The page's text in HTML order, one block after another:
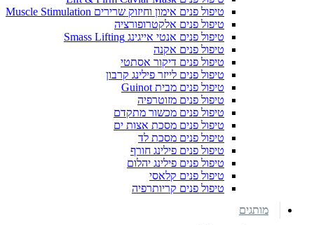
טיפול פנים אימון וחיזוק שרירים Muscle Stimulation
טיפול פנים אלקטרופורציה
טיפול פנים אנטי אייגינג Smass Lifting
טיפול פנים אקנה
טיפול פנים דיקור אסתטי
טיפול פנים לייזר פילינג קרבון
טיפול פנים מבית Guinot
טיפול פנים מזוטרפיה
טיפול פנים מכשור מתקדם
טיפול פנים מסכת אצות ים
טיפול פנים מסכת לד
טיפול פנים פילינג חורף
טיפול פנים פילינג יהלום
טיפול פנים קלאסי
טיפול פנים קריותרפיה
מותגים